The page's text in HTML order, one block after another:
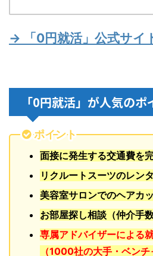
→ 「0円就活」公式サイ
「0円就活」が人気のポ
ポイント
面接に発生する交通費を
リクルートスーツのレン
美容室サロンでのヘアカ
お部屋探し相談（仲介手
専属アドバイザーによる
（1000社の大手・ベンチ